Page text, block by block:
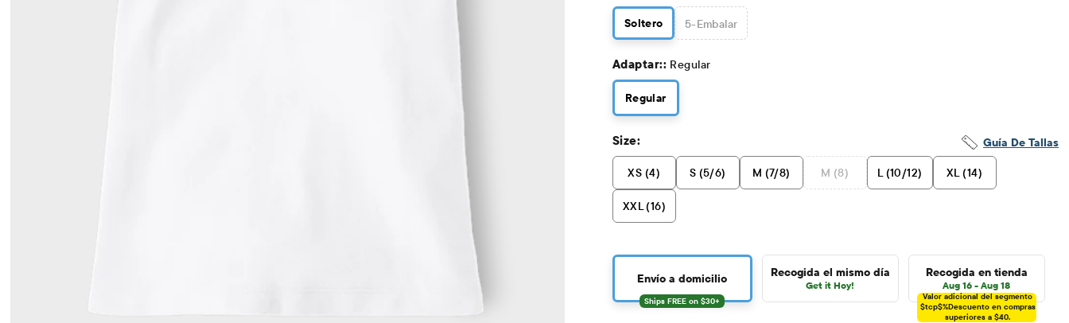
Soltero 5-Embalar
Adaptar:: Regular
Regular
Guía De Tallas
Size:
XS (4) S (5/6) M (7/8) M (8) L (10/12) XL (14)
XXL (16)
Envío a domicilio Recogida el mismo día
Get it Hoy!
Recogida en tienda
Aug 16 - Aug 18
Valor adicional del segmento
$tcp$%Descuento en compras
superiores a $40.